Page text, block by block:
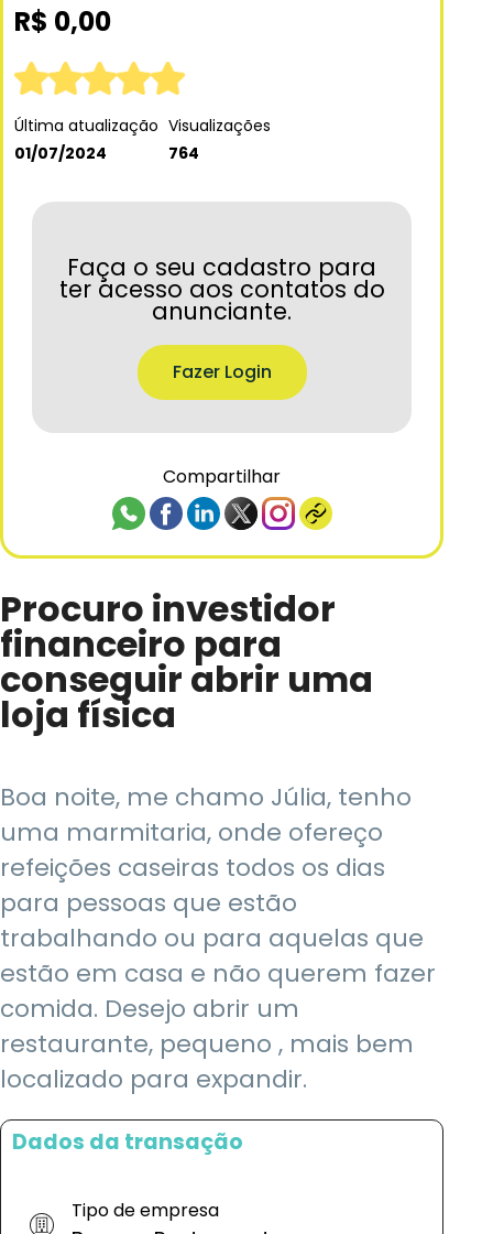
R$ 0,00
Última atualização
01/07/2024
Visualizações
764
Faça o seu cadastro para
ter acesso aos contatos do
anunciante.
Fazer Login
Compartilhar
Procuro investidor
financeiro para
conseguir abrir uma
loja física
Boa noite, me chamo Júlia, tenho
uma marmitaria, onde ofereço
refeições caseiras todos os dias
para pessoas que estão
trabalhando ou para aquelas que
estão em casa e não querem fazer
comida. Desejo abrir um
restaurante, pequeno , mais bem
localizado para expandir.
Dados da transação
Tipo de empresa